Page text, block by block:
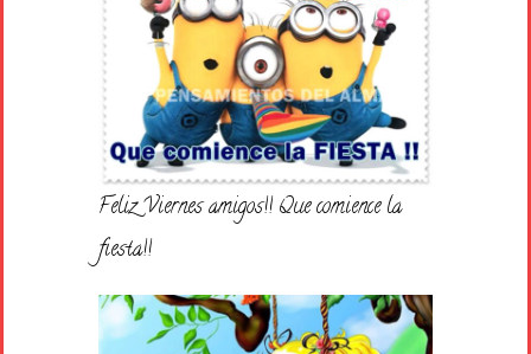
Feliz Viernes amigos!! Que comience la
fiesta!!